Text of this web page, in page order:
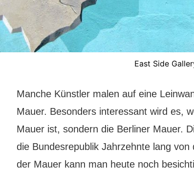
East Side
Manche Künstler malen auf eine
Mauer. Besonders interessant wird es,
Mauer ist, sondern die Berliner Mauer.
die Bundesrepublik Jahrzehnte lang von
der Mauer kann man heute noch